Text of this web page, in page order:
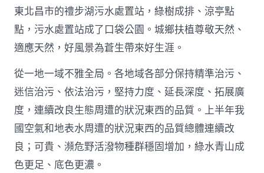
東北昌市的禮步湖污水處置站，綠樹成排、涼亭點
點，污水處置站成了口袋公園。城鄉扶植尊敬天然、
適應天然，好風景為蒼生帶來好生涯。
從一地一域不雅全局。各地域各部分保持精準治污、
迷信治污、依法治污，堅持力度、延長深度、拓展廣
度，連續改良生態周遭的狀況東西的品質。上半年我
國空氣和地表水周遭的狀況東西的品質總體連續改
良；可貴、瀕危野活潑物種群穩固增加，綠水青山成
色更足、底色更濃。